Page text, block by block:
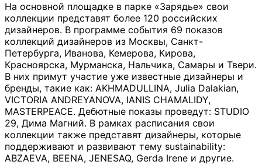
На основной площадке в парке «Зарядье» свои
коллекции представят более 120 российских
дизайнеров. В программе события 69 показов
коллекций дизайнеров из Москвы, Санкт-
Петербурга, Иванова, Кемерова, Кирова,
Красноярска, Мурманска, Нальчика, Самары и Твери.
В них примут участие уже известные дизайнеры и
бренды, такие как: AKHMADULLINA, Julia Dalakian,
VICTORIA ANDREYANOVA, IANIS CHAMALIDY,
MASTERPEACE. Дебютные показы проведут: STUDIO
29, Дима Магний. В рамках расписания свои
коллекции также представят дизайнеры, которые
поддерживают и развивают тему sustainability:
ABZAEVA, BEENA, JENESAQ, Gerda Irene и другие.